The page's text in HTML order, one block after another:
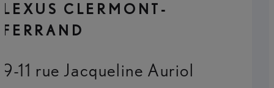
LEXUS CLERMONT-
FERRAND
9-11 rue Jacqueline Auriol